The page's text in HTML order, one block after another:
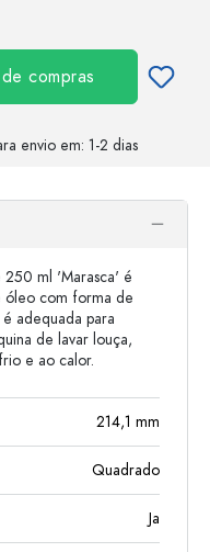
compras
envio em: 1-2 dias
ml 'Marasca' é
óleo com forma de
adequada para
de lavar louça,
e ao calor.
214,1 mm
Quadrado
Ja